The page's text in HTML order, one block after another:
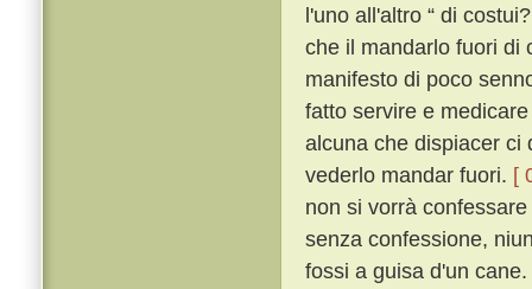
l'uno all'altro “ di
che il mandarlo fuori di
manifesto di poco
fatto servire e
alcuna che dispiacer ci
vederlo mandar fuori. [
non si vorrà
senza confessione,
fossi a guisa d'un cane.